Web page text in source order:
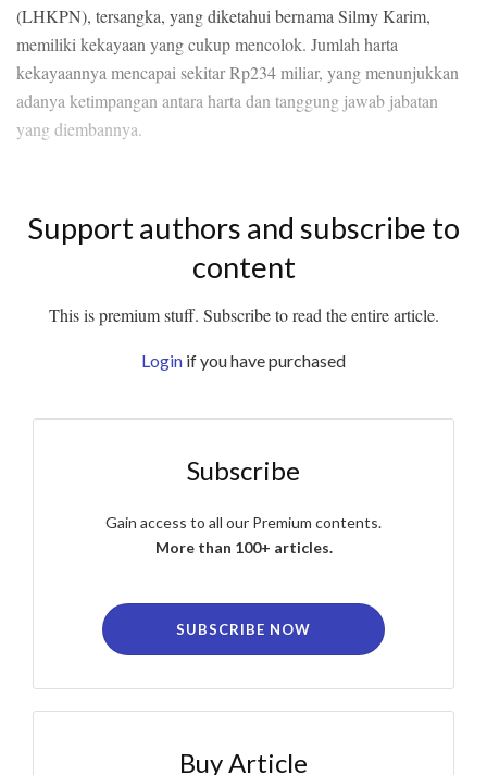
(LHKPN), tersangka, yang diketahui bernama Silmy Karim,
memiliki kekayaan yang cukup mencolok. Jumlah harta
kekayaannya mencapai sekitar Rp234 miliar, yang menunjukkan
adanya ketimpangan antara harta dan tanggung jawab jabatan
yang diembannya.
Support authors and subscribe to
content
This is premium stuff. Subscribe to read the entire article.
Login if you have purchased
Subscribe
Gain access to all our Premium contents.
More than 100+ articles.
SUBSCRIBE NOW
Buy Article